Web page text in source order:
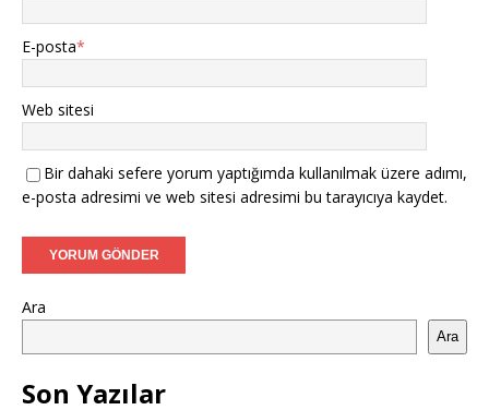
E-posta*
Web sitesi
Bir dahaki sefere yorum yaptığımda kullanılmak üzere adımı,
e-posta adresimi ve web sitesi adresimi bu tarayıcıya kaydet.
Ara
Ara
Son Yazılar